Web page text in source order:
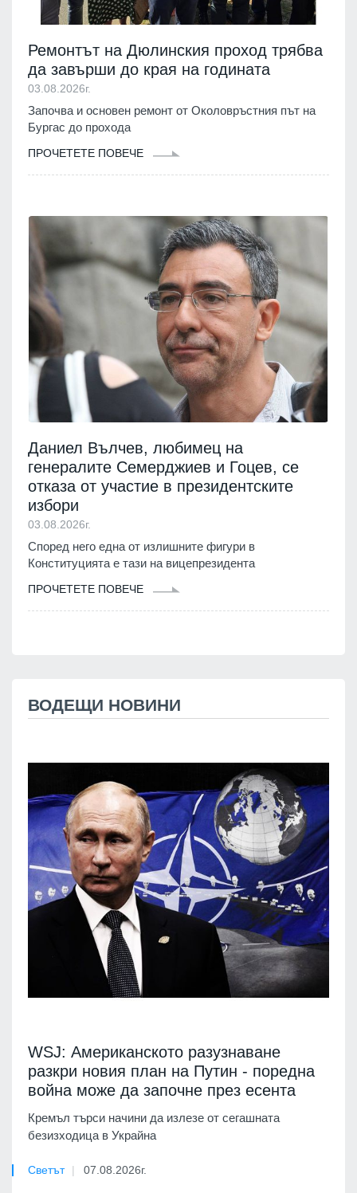
Ремонтът на Дюлинския проход трябва
да завърши до края на годината
03.08.2026г.
Започва и основен ремонт от Околовръстния път на
Бургас до прохода
ПРОЧЕТЕТЕ ПОВЕЧЕ
Даниел Вълчев, любимец на
генералите Семерджиев и Гоцев, се
отказа от участие в президентските
избори
03.08.2026г.
Според него една от излишните фигури в
Конституцията е тази на вицепрезидента
ПРОЧЕТЕТЕ ПОВЕЧЕ
ВОДЕЩИ НОВИНИ
WSJ: Американското разузнаване
разкри новия план на Путин - поредна
война може да започне през есента
Кремъл търси начини да излезе от сегашната
безизходица в Украйна
Светът 07.08.2026г.